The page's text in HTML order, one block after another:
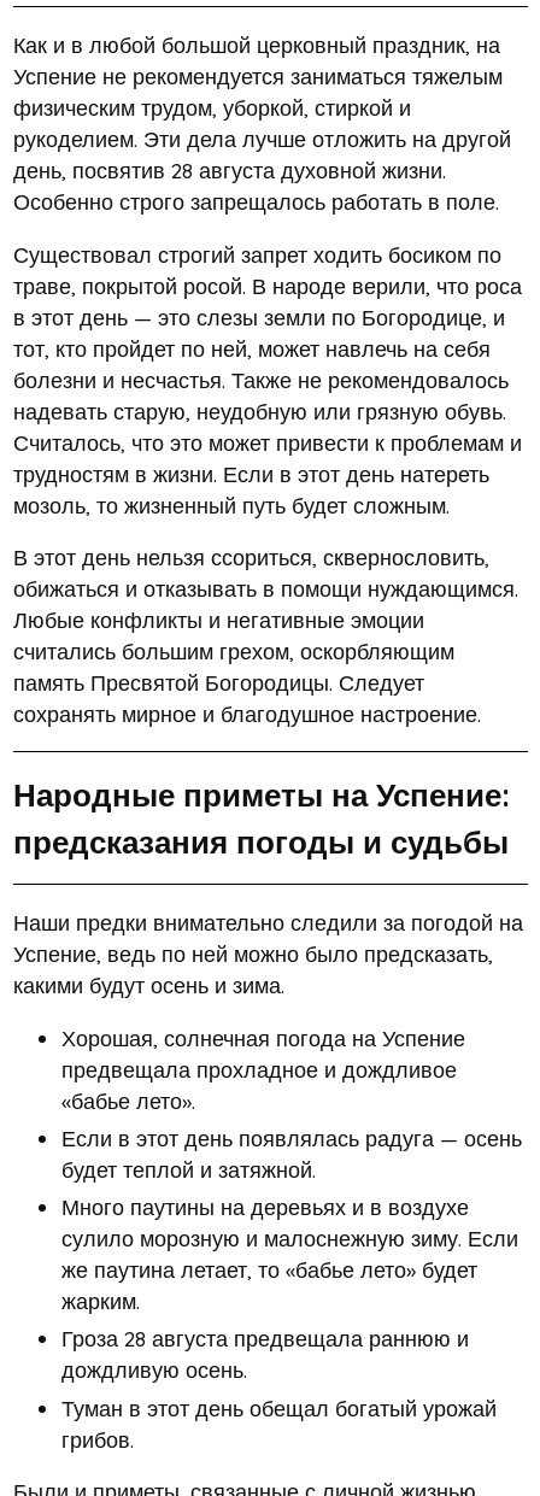
Как и в любой большой церковный праздник, на
Успение не рекомендуется заниматься тяжелым
физическим трудом, уборкой, стиркой и
рукоделием. Эти дела лучше отложить на другой
день, посвятив 28 августа духовной жизни.
Особенно строго запрещалось работать в поле.
Существовал строгий запрет ходить босиком по
траве, покрытой росой. В народе верили, что роса
в этот день — это слезы земли по Богородице, и
тот, кто пройдет по ней, может навлечь на себя
болезни и несчастья. Также не рекомендовалось
надевать старую, неудобную или грязную обувь.
Считалось, что это может привести к проблемам и
трудностям в жизни. Если в этот день натереть
мозоль, то жизненный путь будет сложным.
В этот день нельзя ссориться, сквернословить,
обижаться и отказывать в помощи нуждающимся.
Любые конфликты и негативные эмоции
считались большим грехом, оскорбляющим
память Пресвятой Богородицы. Следует
сохранять мирное и благодушное настроение.
Народные приметы на Успение:
предсказания погоды и судьбы
Наши предки внимательно следили за погодой на
Успение, ведь по ней можно было предсказать,
какими будут осень и зима.
Хорошая, солнечная погода на Успение
предвещала прохладное и дождливое
«бабье лето».
Если в этот день появлялась радуга — осень
будет теплой и затяжной.
Много паутины на деревьях и в воздухе
сулило морозную и малоснежную зиму. Если
же паутина летает, то «бабье лето» будет
жарким.
Гроза 28 августа предвещала раннюю и
дождливую осень.
Туман в этот день обещал богатый урожай
грибов.